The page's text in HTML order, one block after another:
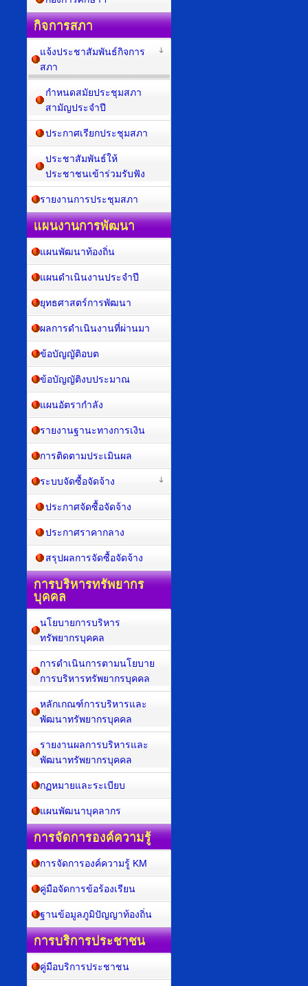
กิจการสภา
แจ้งประชาสัมพันธ์กิจการ
สภา
กำหนดสมัยประชุมสภา
สามัญประจำปี
ประกาศเรียกประชุมสภา
ประชาสัมพันธ์ให้
ประชาชนเข้าร่วมรับฟัง
รายงานการประชุมสภา
แผนงานการพัฒนา
แผนพัฒนาท้องถิ่น
แผนดำเนินงานประจำปี
ยุทธศาสตร์การพัฒนา
ผลการดำเนินงานที่ผ่านมา
ข้อบัญญัติอบต
ข้อบัญญัติงบประมาณ
แผนอัตรากำลัง
รายงานฐานะทางการเงิน
การติดตามประเมินผล
ระบบจัดซื้อจัดจ้าง
ประกาศจัดซื้อจัดจ้าง
ประกาศราคากลาง
สรุปผลการจัดซื้อจัดจ้าง
การบริหารทรัพยากร
บุคคล
นโยบายการบริหาร
ทรัพยากรบุคคล
การดำเนินการตามนโยบาย
การบริหารทรัพยากรบุคคล
หลักเกณฑ์การบริหารและ
พัฒนาทรัพยากรบุคคล
รายงานผลการบริหารและ
พัฒนาทรัพยากรบุคคล
กฏหมายและระเบียบ
แผนพัฒนาบุคลากร
การจัดการองค์ความรู้
การจัดการองค์ความรู้ KM
คู่มือจัดการข้อร้องเรียน
ฐานข้อมูลภูมิปัญญาท้องถิ่น
การบริการประชาชน
คู่มือบริการประชาชน